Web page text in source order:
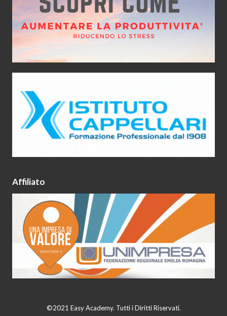
Affiliato
©2021 Easy Academy. Tutti i Diritti Riservati.